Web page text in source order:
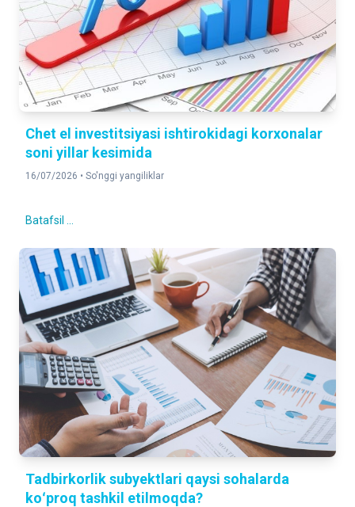
Chet el investitsiyasi ishtirokidagi korxonalar
soni yillar kesimida
16/07/2026 • So'nggi yangiliklar
Batafsil ...
Tadbirkorlik subyektlari qaysi sohalarda
koʻproq tashkil etilmoqda?